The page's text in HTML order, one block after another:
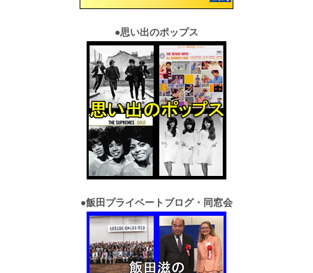
●思い出のポップス
●飯田プライベートブログ・同窓会